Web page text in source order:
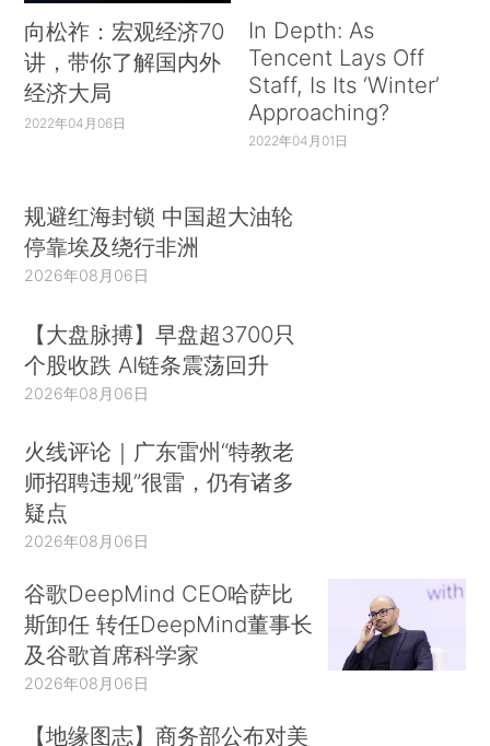
向松祚：宏观经济70
讲，带你了解国内外
经济大局
2022年04月06日
In Depth: As
Tencent Lays Off
Staff, Is Its ‘Winter’
Approaching?
2022年04月01日
规避红海封锁 中国超大油轮
停靠埃及绕行非洲
2026年08月06日
【大盘脉搏】早盘超3700只
个股收跌 AI链条震荡回升
2026年08月06日
火线评论｜广东雷州“特教老
师招聘违规”很雷，仍有诸多
疑点
2026年08月06日
谷歌DeepMind CEO哈萨比
斯卸任 转任DeepMind董事长
及谷歌首席科学家
2026年08月06日
【地缘图志】商务部公布对美